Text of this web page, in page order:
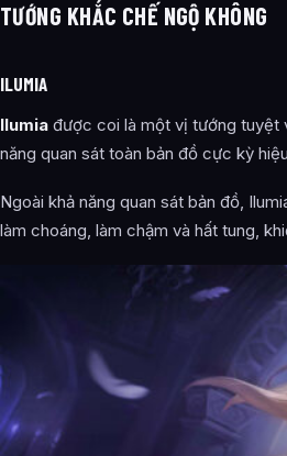
TƯỚNG KHẮC CHẾ NGỘ KHÔNG
ILUMIA
Ilumia được coi là một vị tướng tuyệt
năng quan sát toàn bản đồ cực kỳ
Ngoài khả năng quan sát bản đồ,
làm choáng, làm chậm và hất tung,